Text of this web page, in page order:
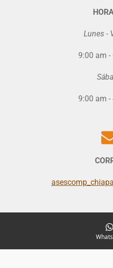
Lunes -
9:00 am -
9:00 am -